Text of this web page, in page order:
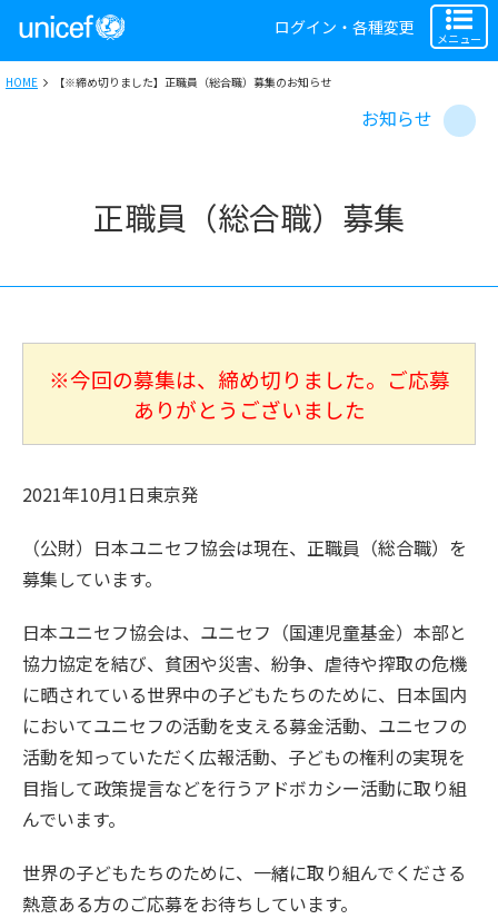
ログイン・各種変更
メニュー
HOME 【※締め切りました】正職員（総合職）募集のお知らせ
お知らせ
正職員（総合職）募集
※今回の募集は、締め切りました。ご応募
ありがとうございました
2021年10月1日東京発
（公財）日本ユニセフ協会は現在、正職員（総合職）を
募集しています。
日本ユニセフ協会は、ユニセフ（国連児童基金）本部と
協力協定を結び、貧困や災害、紛争、虐待や搾取の危機
に晒されている世界中の子どもたちのために、日本国内
においてユニセフの活動を支える募金活動、ユニセフの
活動を知っていただく広報活動、子どもの権利の実現を
目指して政策提言などを行うアドボカシー活動に取り組
んでいます。
世界の子どもたちのために、一緒に取り組んでくださる
熱意ある方のご応募をお待ちしています。